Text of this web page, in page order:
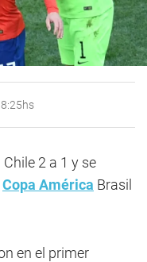
2 a 1 y se
Copa América Brasil
en el primer